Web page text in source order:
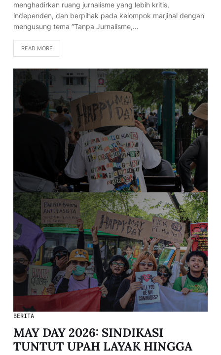
menghadirkan ruang jurnalisme yang lebih kritis,
independen, dan berpihak pada kelompok marjinal dengan
mengusung tema “Tanpa Jurnalisme,…
READ MORE
BERITA
MAY DAY 2026: SINDIKASI
TUNTUT UPAH LAYAK HINGGA